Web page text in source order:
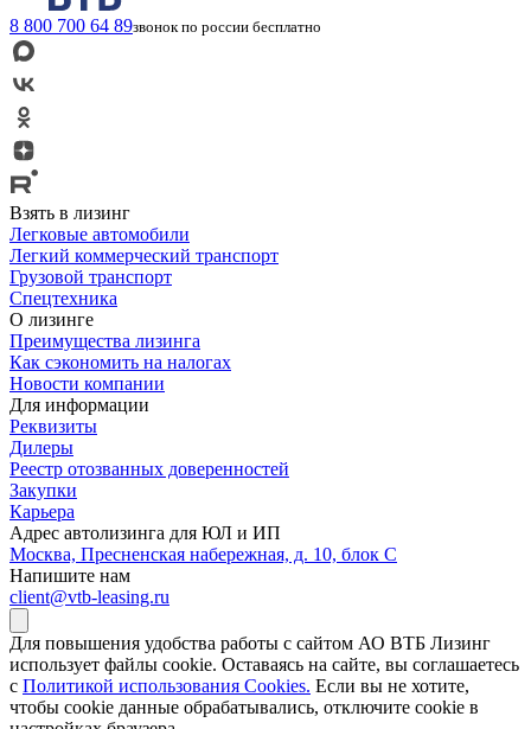
8 800 700 64 89звонок по россии бесплатно
Взять в лизинг
Легковые автомобили
Легкий коммерческий транспорт
Грузовой транспорт
Спецтехника
О лизинге
Преимущества лизинга
Как сэкономить на налогах
Новости компании
Для информации
Реквизиты
Дилеры
Реестр отозванных доверенностей
Закупки
Карьера
Адрес автолизинга для ЮЛ и ИП
Москва, Пресненская набережная, д. 10, блок С
Напишите нам
client@vtb-leasing.ru
Для повышения удобства работы с сайтом АО ВТБ Лизинг
использует файлы cookie. Оставаясь на сайте, вы соглашаетесь
с Политикой использования Cookies. Если вы не хотите,
чтобы сookie данные обрабатывались, отключите cookie в